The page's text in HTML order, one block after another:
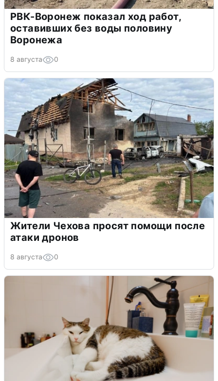
РВК-Воронеж показал ход работ,
оставивших без воды половину
Воронежа
8 августа 0
Жители Чехова просят помощи после
атаки дронов
8 августа 0